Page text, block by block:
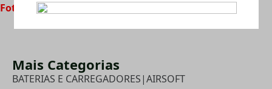
Foto meramente ilustrativa.
Mais Categorias
BATERIAS E CARREGADORES|AIRSOFT